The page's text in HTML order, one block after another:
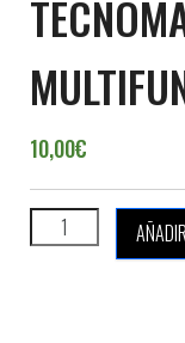
10,00€
TECNOMAR LLAVE